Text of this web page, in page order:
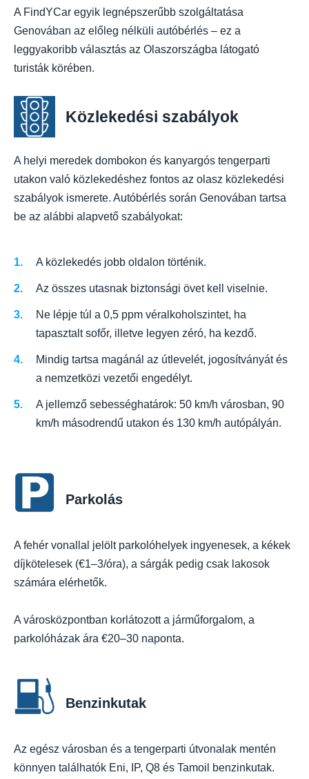
A FindYCar egyik legnépszerűbb szolgáltatása
Genovában az előleg nélküli autóbérlés – ez a
leggyakoribb választás az Olaszországba látogató
turisták körében.
Közlekedési szabályok
A helyi meredek dombokon és kanyargós tengerparti
utakon való közlekedéshez fontos az olasz közlekedési
szabályok ismerete. Autóbérlés során Genovában tartsa
be az alábbi alapvető szabályokat:
A közlekedés jobb oldalon történik.
Az összes utasnak biztonsági övet kell viselnie.
Ne lépje túl a 0,5 ppm véralkoholszintet, ha
tapasztalt sofőr, illetve legyen zéró, ha kezdő.
Mindig tartsa magánál az útlevelét, jogosítványát és
a nemzetközi vezetői engedélyt.
A jellemző sebességhatárok: 50 km/h városban, 90
km/h másodrendű utakon és 130 km/h autópályán.
Parkolás
A fehér vonallal jelölt parkolóhelyek ingyenesek, a kékek
díjkötelesek (€1–3/óra), a sárgák pedig csak lakosok
számára elérhetők.
A városközpontban korlátozott a járműforgalom, a
parkolóházak ára €20–30 naponta.
Benzinkutak
Az egész városban és a tengerparti útvonalak mentén
könnyen találhatók Eni, IP, Q8 és Tamoil benzinkutak.